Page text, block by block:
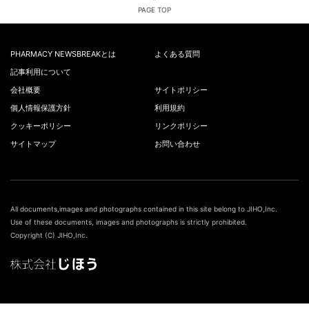
PAGE TOP
PHARMACY NEWSBREAKとは
よくある質問
記事利用について
会社概要
サイトポリシー
個人情報保護方針
利用規約
クッキーポリシー
リンクポリシー
サイトマップ
お問い合わせ
All documents,images and photographs contained in this site belong to JIHO,Inc.
Use of these documents, images and photographs is strictly prohibited.
Copyright (C) JIHO,Inc.